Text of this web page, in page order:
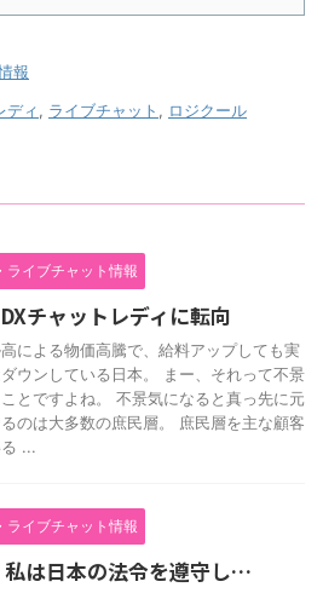
報
ディ, ライブチャット , ロジクール
ライブチャット情報
チャットレディに転向
による物価高騰で、給料アップしても実
ウンしている日本。 まー、それって不景
とですよね。 不景気になると真っ先に元
のは大多数の庶民層。 庶民層を主な顧客
...
ライブチャット情報
私は日本の法令を遵守し…